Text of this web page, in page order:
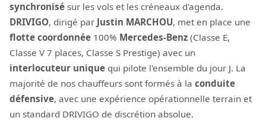
synchronisé sur les vols et les créneaux d'agenda.
DRIVIGO, dirigé par Justin MARCHOU, met en place une
flotte coordonnée 100% Mercedes-Benz (Classe E,
Classe V 7 places, Classe S Prestige) avec un
interlocuteur unique qui pilote l'ensemble du jour J. La
majorité de nos chauffeurs sont formés à la conduite
défensive, avec une expérience opérationnelle terrain et
un standard DRIVIGO de discrétion absolue.